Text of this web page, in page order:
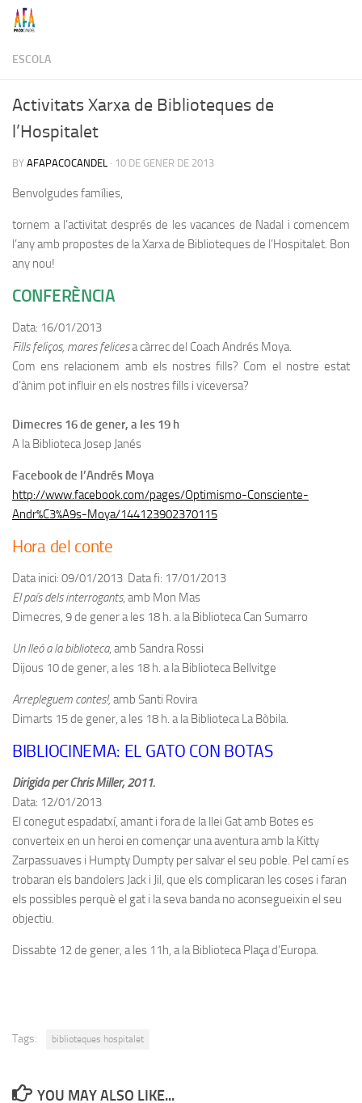
Skip to content
ESCOLA
Activitats Xarxa de Biblioteques de
l’Hospitalet
BY AFAPACOCANDEL · 10 DE GENER DE 2013
Benvolgudes famílies,
tornem a l’activitat després de les vacances de Nadal i comencem
l’any amb propostes de la Xarxa de Biblioteques de l’Hospitalet. Bon
any nou!
CONFERÈNCIA
Data: 16/01/2013
Fills feliços, mares felicesa càrrec del Coach Andrés Moya.
Com ens relacionem amb els nostres fills? Com el nostre estat
d’ànim pot influir en els nostres fills i viceversa?
Dimecres 16 de gener, a les 19 h
A la Biblioteca Josep Janés
Facebook de l’Andrés Moya
http://www.facebook.com/pages/Optimismo-Consciente-
Andr%C3%A9s-Moya/144123902370115
Hora del conte
Data inici: 09/01/2013 Data fi: 17/01/2013
El país dels interrogants, amb Mon Mas
Dimecres, 9 de gener a les 18 h. a la Biblioteca Can Sumarro
Un lleó a la biblioteca, amb Sandra Rossi
Dijous 10 de gener, a les 18 h. a la Biblioteca Bellvitge
Arrepleguem contes!, amb Santi Rovira
Dimarts 15 de gener, a les 18 h. a la Biblioteca La Bòbila.
BIBLIOCINEMA: EL GATO CON BOTAS
Dirigida per Chris Miller, 2011.
Data: 12/01/2013
El conegut espadatxí, amant i fora de la llei Gat amb Botes es
converteix en un heroi en començar una aventura amb la Kitty
Zarpassuaves i Humpty Dumpty per salvar el seu poble. Pel camí es
trobaran els bandolers Jack i Jil, que els complicaran les coses i faran
els possibles perquè el gat i la seva banda no aconsegueixin el seu
objectiu.
Dissabte 12 de gener, a les 11h, a la Biblioteca Plaça d’Europa.
Tags: biblioteques hospitalet
YOU MAY ALSO LIKE...